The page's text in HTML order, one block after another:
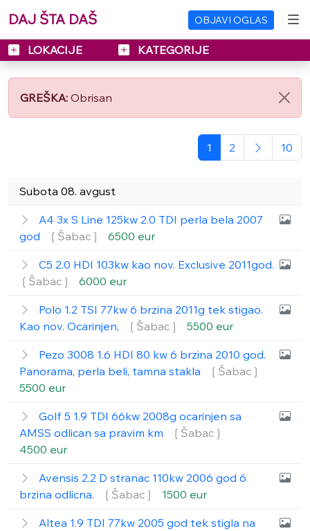
DAJ ŠTA DAŠ OBJAVI OGLAS
LOKACIJE KATEGORIJE
GREŠKA: Obrisan
1 2 10
Subota 08. avgust
A4 3x S Line 125kw 2.0 TDI perla bela 2007
god
❲Šabac❳ 6500 eur
C5 2.0 HDI 103kw kao nov. Exclusive 2011god.
❲Šabac❳
6000 eur
Polo 1.2 TSI 77kw 6 brzina 2011g tek stigao.
Kao nov. Ocarinjen,
❲Šabac❳ 5500 eur
Pezo 3008 1.6 HDI 80 kw 6 brzina 2010 god.
Panorama, perla beli, tamna stakla
❲Šabac❳
5500 eur
Golf 5 1.9 TDI 66kw 2008g ocarinjen sa
AMSS odlican sa pravim km
❲Šabac❳
4500 eur
Avensis 2.2 D stranac 110kw 2006 god 6
brzina odlicna.
❲Šabac❳ 1500 eur
Altea 1.9 TDI 77kw 2005 god tek stigla na